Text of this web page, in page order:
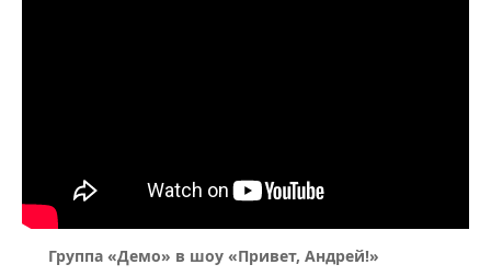
Группа «Демо» в шоу «Привет, Андрей!»